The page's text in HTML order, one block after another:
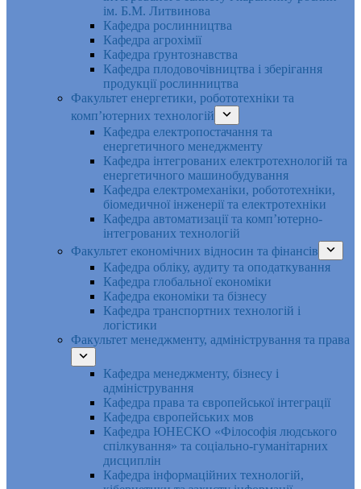
ім. Б.М. Литвинова
Кафедра рослинництва
Кафедра агрохімії
Кафедра ґрунтознавства
Кафедра плодовочівництва і зберігання
продукції рослинництва
Факультет енергетики, робототехніки та
комп’ютерних технологій
Кафедра електропостачання та
енергетичного менеджменту
Кафедра інтегрованих електротехнологій та
енергетичного машинобудування
Кафедра електромеханіки, робототехніки,
біомедичної інженерії та електротехніки
Кафедра автоматизації та комп’ютерно-
інтегрованих технологій
Факультет економічних відносин та фінансів
Кафедра обліку, аудиту та оподаткування
Кафедра глобальної економіки
Кафедра економіки та бізнесу
Кафедра транспортних технологій і
логістики
Факультет менеджменту, адміністрування та права
Кафедра менеджменту, бізнесу і
адміністрування
Кафедра права та європейської інтеграції
Кафедра європейських мов
Кафедра ЮНЕСКО «Філософія людського
спілкування» та соціально-гуманітарних
дисциплін
Кафедра інформаційних технологій,